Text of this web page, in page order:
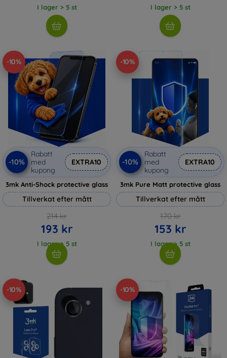
I lager > 5 st I lager > 5 st
-10%
-10%
Rabatt
med
kupong
EXTRA10
3mk Anti-Shock protective glass
Tillverkat efter mått
214 kr
193 kr
I lager > 5 st
-10%
-10%
Rabatt
med
kupong
EXTRA10
3mk Pure Matt protective glass
Tillverkat efter mått
170 kr
153 kr
I lager > 5 st
-10% -10%